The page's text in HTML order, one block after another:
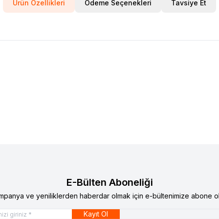
Ürün Özellikleri Ödeme Seçenekleri Tavsiye Et
E-Bülten Aboneliği
ve yeniliklerden haberdar olmak için e-bültenimize abone
Kayıt Ol